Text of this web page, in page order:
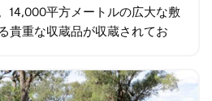
14,000平方メートルの広大な敷
貴重な収蔵品が収蔵されてお